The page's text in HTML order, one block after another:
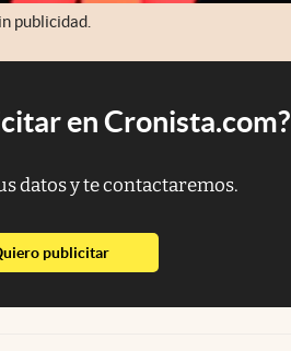
publicidad.
en Cronista.com?
datos y te contactaremos.
publicitarabre en nueva pestaña